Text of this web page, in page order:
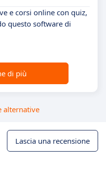
e corsi online con quiz,
questo software di
di più
alternative
Lascia una recensione